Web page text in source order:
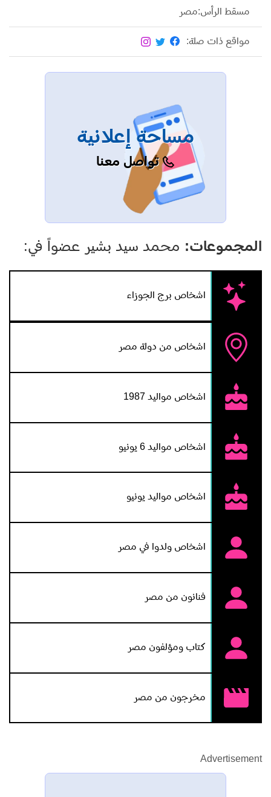
مسقط الرأس:مصر
مواقع ذات صلة:
مساحة إعلانية
تواصل معنا
المجموعات: محمد سيد بشير عضواً في:
اشخاص برج الجوزاء
اشخاص من دولة مصر
اشخاص مواليد 1987
اشخاص مواليد 6 يونيو
اشخاص مواليد يونيو
اشخاص ولدوا في مصر
فنانون من مصر
كتاب ومؤلفون مصر
مخرجون من مصر
Advertisement